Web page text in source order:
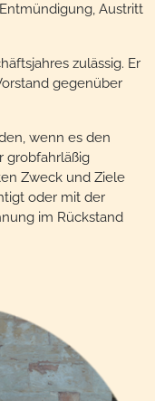
Austritt
zulässig. Er
gegenüber
wenn es den
grobfahrläßig
Zweck und Ziele
oder mit der
im Rückstand